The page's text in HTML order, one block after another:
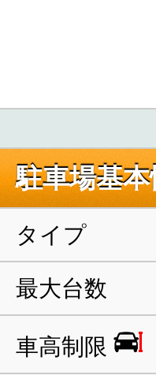
駐車場基
タイプ
最大台数
車高制限